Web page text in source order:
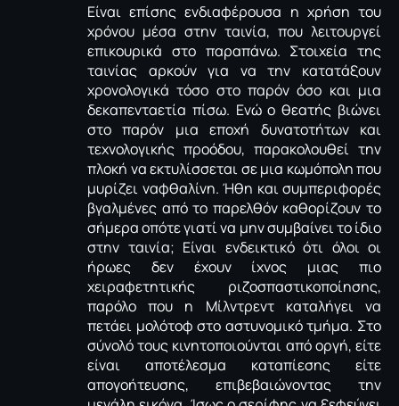
Είναι επίσης ενδιαφέρουσα η χρήση του
χρόνου μέσα στην ταινία, που λειτουργεί
επικουρικά στο παραπάνω. Στοιχεία της
ταινίας αρκούν για να την κατατάξουν
χρονολογικά τόσο στο παρόν όσο και μια
δεκαπενταετία πίσω. Ενώ ο θεατής βιώνει
στο παρόν μια εποχή δυνατοτήτων και
τεχνολογικής προόδου, παρακολουθεί την
πλοκή να εκτυλίσσεται σε μια κωμόπολη που
μυρίζει ναφθαλίνη. Ήθη και συμπεριφορές
βγαλμένες από το παρελθόν καθορίζουν το
σήμερα οπότε γιατί να μην συμβαίνει το ίδιο
στην ταινία; Είναι ενδεικτικό ότι όλοι οι
ήρωες δεν έχουν ίχνος μιας πιο
χειραφετητικής ριζοσπαστικοποίησης,
παρόλο που η Μίλντρεντ καταλήγει να
πετάει μολότοφ στο αστυνομικό τμήμα. Στο
σύνολό τους κινητοποιούνται από οργή, είτε
είναι αποτέλεσμα καταπίεσης είτε
απογοήτευσης, επιβεβαιώνοντας την